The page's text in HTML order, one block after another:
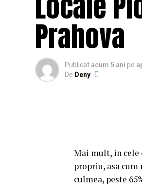
Prahova
Publicat acum 5 ani pe
De Deny
Mai mult, in cele
propriu, asa cum
culmea, peste